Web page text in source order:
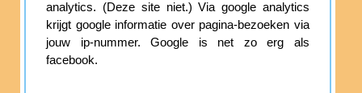
analytics. (Deze site niet.) Via google analytics
krijgt google informatie over pagina-bezoeken via
jouw ip-nummer. Google is net zo erg als
facebook.